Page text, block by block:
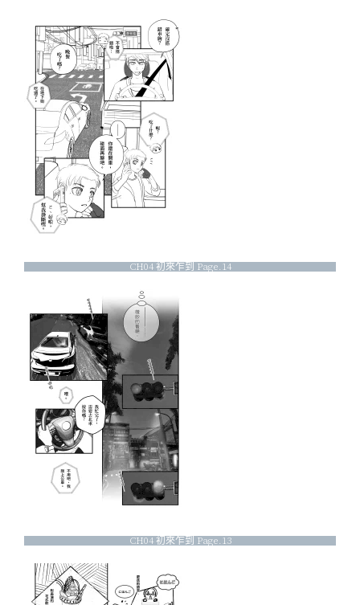
CH04 初來乍到 Page.14
CH04 初來乍到 Page.13